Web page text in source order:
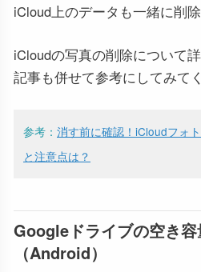
iCloud上のデータも一緒に削除
iCloudの写真の削除について
記事も併せて参考にしてみて
参考： 消す前に確認！iCloudフォ
と注意点は？
Googleドライブの空き
（Android）